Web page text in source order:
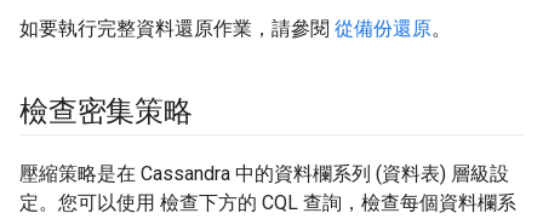
如要執行完整資料還原作業，請參閱 從備份還原。
檢查密集策略
壓縮策略是在 Cassandra 中的資料欄系列 (資料表) 層級設
定。您可以使用 檢查下方的 CQL 查詢，檢查每個資料欄系